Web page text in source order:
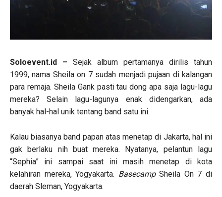
Soloevent.id – Sejak album pertamanya dirilis tahun
1999, nama Sheila on 7 sudah menjadi pujaan di kalangan
para remaja. Sheila Gank pasti tau dong apa saja lagu-lagu
mereka? Selain lagu-lagunya enak didengarkan, ada
banyak hal-hal unik tentang band satu ini.
Kalau biasanya band papan atas menetap di Jakarta, hal ini
gak berlaku nih buat mereka. Nyatanya, pelantun lagu
“Sephia” ini sampai saat ini masih menetap di kota
kelahiran mereka, Yogyakarta. BasecampSheila On 7 di
daerah Sleman, Yogyakarta.